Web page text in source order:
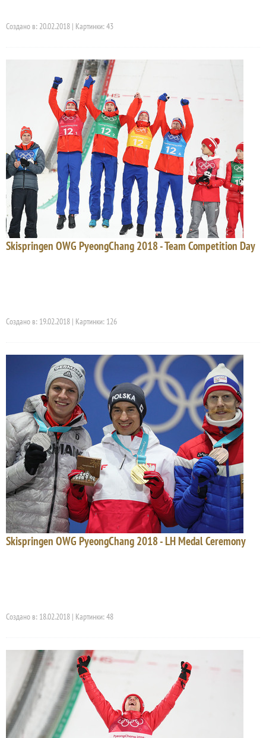
Создано в: 20.02.2018 | Картинки: 43
Skispringen OWG PyeongChang 2018 - Team Competition Day
Создано в: 19.02.2018 | Картинки: 126
Skispringen OWG PyeongChang 2018 - LH Medal Ceremony
Создано в: 18.02.2018 | Картинки: 48